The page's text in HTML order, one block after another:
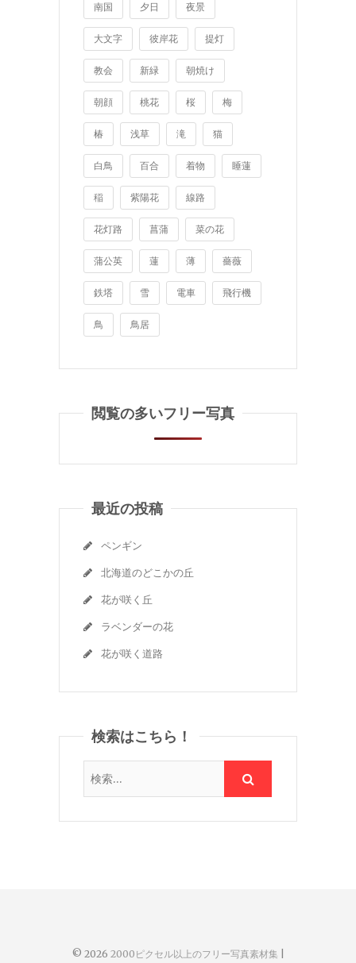
南国 夕日 夜景
大文字 彼岸花 提灯
教会 新緑 朝焼け
朝顔 桃花 桜 梅
椿 浅草 滝 猫
白鳥 百合 着物 睡蓮
稲 紫陽花 線路
花灯路 菖蒲 菜の花
蒲公英 蓮 薄 薔薇
鉄塔 雪 電車 飛行機
鳥 鳥居
閲覧の多いフリー写真
最近の投稿
ペンギン
北海道のどこかの丘
花が咲く丘
ラベンダーの花
花が咲く道路
検索はこちら！
© 2026 2000ピクセル以上のフリー写真素材集